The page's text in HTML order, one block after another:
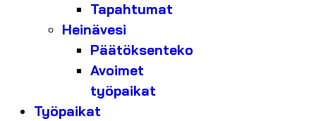
Tapahtumat
Heinävesi
Päätöksenteko
Avoimet
työpaikat
Työpaikat